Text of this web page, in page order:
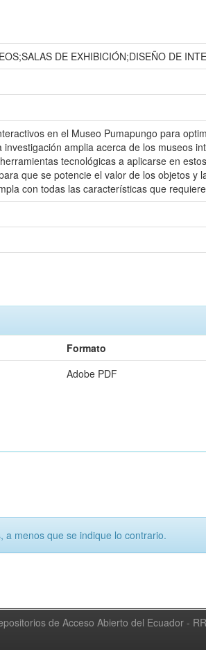
DE EXHIBICIÓN;DISEÑO DE
en el Museo Pumapungo para
amplia acerca de los museos
tecnológicas a aplicarse en
que se potencie el valor de los objetos y
con todas las características que
Formato
Adobe PDF
menos que se indique lo contrario.
de Acceso Abierto del Ecuador -